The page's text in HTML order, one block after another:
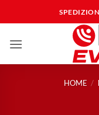
ai
HOME /